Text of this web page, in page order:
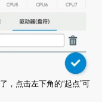
，点击左下角的“起点”可